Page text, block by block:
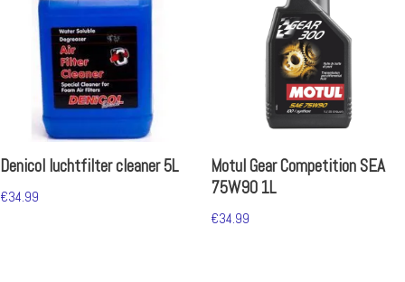
Denicol luchtfilter cleaner 5L
€34.99
Motul Gear Competition SEA
75W90 1L
€34.99